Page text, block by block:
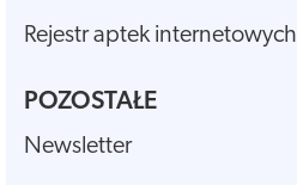
Rejestr aptek internetowych
POZOSTAŁE
Newsletter